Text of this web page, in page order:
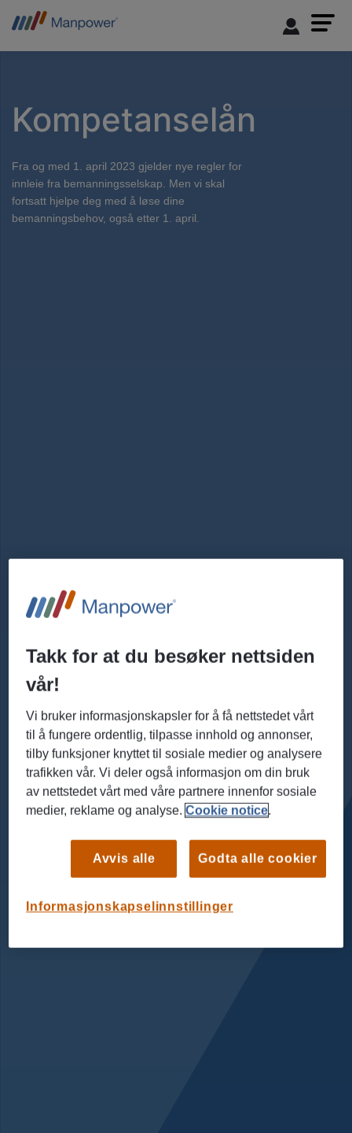
Kompetanselån
Fra og med 1. april 2023 gjelder nye regler for
innleie fra bemanningsselskap. Men vi skal
fortsatt hjelpe deg med å løse dine
bemanningsbehov, også etter 1. april.
Takk for at du besøker nettsiden
vår!
Vi bruker informasjonskapsler for å få nettstedet vårt
til å fungere ordentlig, tilpasse innhold og annonser,
tilby funksjoner knyttet til sosiale medier og analysere
trafikken vår. Vi deler også informasjon om din bruk
av nettstedet vårt med våre partnere innenfor sosiale
medier, reklame og analyse.Cookie notice.
Informasjonskapselinnstillinger
Avvis alle Godta alle cookier